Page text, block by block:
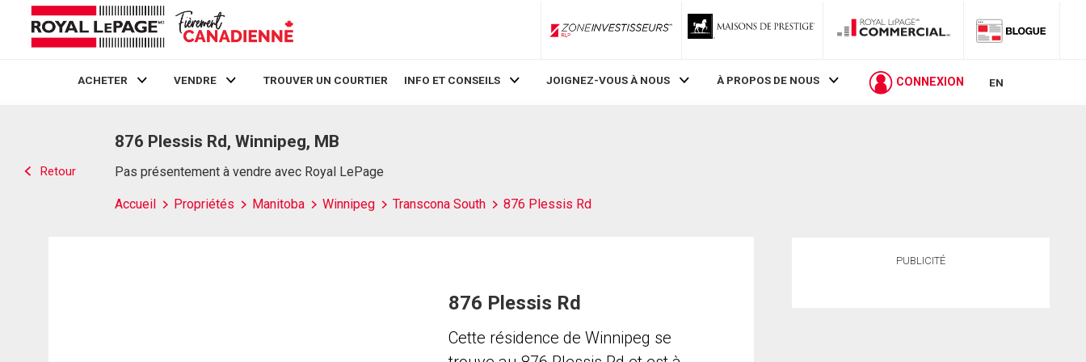
ZoneInvestisseurs RLP
ACHETER VENDRE TROUVER UN COURTIER INFO ET CONSEILS JOIGNEZ-VOUS À NOUS À PROPOS DE NOUS CONNEXION EN
Retour
876 Plessis Rd, Winnipeg, MB
Pas présentement à vendre avec Royal LePage
Accueil Propriétés Manitoba Winnipeg Transcona South 876 Plessis Rd
876 Plessis Rd
Cette résidence de Winnipeg se
PUBLICITÉ